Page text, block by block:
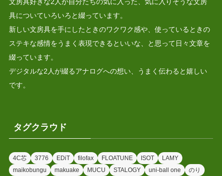
具についていろいろと綴っています。
新しい文房具を手にしたときのワクワク感や、使っているときの
ステキな感情をうまく表現できるといいな、と思って日々文章を
綴っています。
デジタルな2人が綴るアナログへの想い、うまく伝わると嬉しい
です。
タグクラウド
4C芯 3776 EDiT filofax FLOATUNE ISOT
LAMY
maikobungu
makuake MUCU STALOGY uni-ball one のり